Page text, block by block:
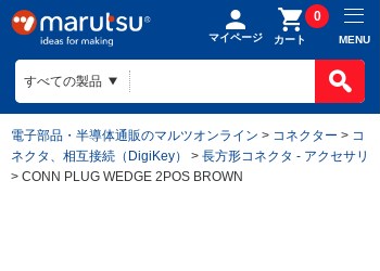
マイページ カート
0
MENU
電子部品・半導体通販のマルツオンライン > コネクター > コ
ネクタ、相互接続（DigiKey）
> 長方形コネクタ - アクセサリ
> CONN PLUG WEDGE 2POS BROWN